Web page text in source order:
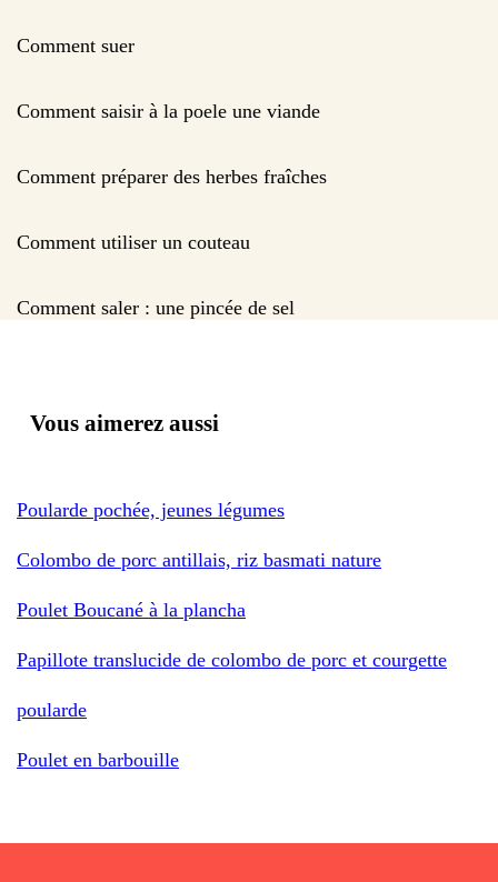
Comment suer
Comment saisir à la poele une viande
Comment préparer des herbes fraîches
Comment utiliser un couteau
Comment saler : une pincée de sel
Vous aimerez aussi
Poularde pochée, jeunes légumes
Colombo de porc antillais, riz basmati nature
Poulet Boucané à la plancha
Papillote translucide de colombo de porc et courgette
poularde
Poulet en barbouille